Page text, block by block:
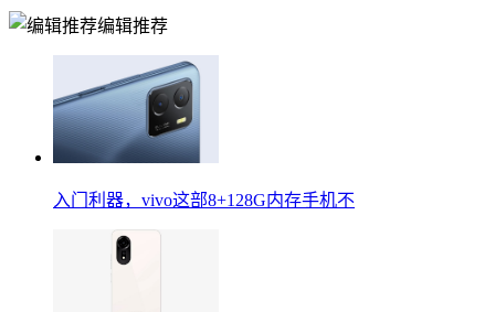
编辑推荐
入门利器，vivo这部8+128G内存手机不